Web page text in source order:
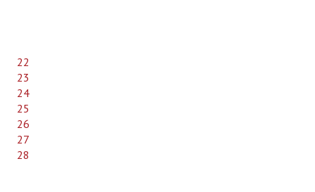
22
23
24
25
26
27
28